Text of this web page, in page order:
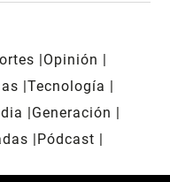
Opinión
Tecnología
Generación
Pódcast